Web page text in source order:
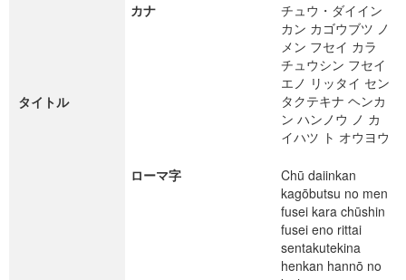
タイトル
カナ
チュウ・ダイイン
カン カゴウブツ ノ
メン フセイ カラ
チュウシン フセイ
エノ リッタイ セン
タクテキナ ヘンカ
ン ハンノウ ノ カ
イハツ ト オウヨウ
ローマ字
Chū daiinkan
kagōbutsu no men
fusei kara chūshin
fusei eno rittai
sentakutekina
henkan hannō no